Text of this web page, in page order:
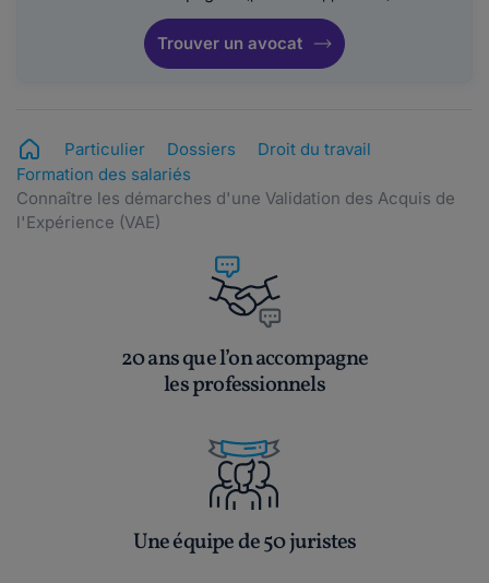
Trouver un avocat
Particulier Dossiers
Droit du travail
Formation des salariés
Connaître les démarches d'une Validation des Acquis de
l'Expérience (VAE)
20 ans que l’on accompagne
les professionnels
Une équipe de 50 juristes